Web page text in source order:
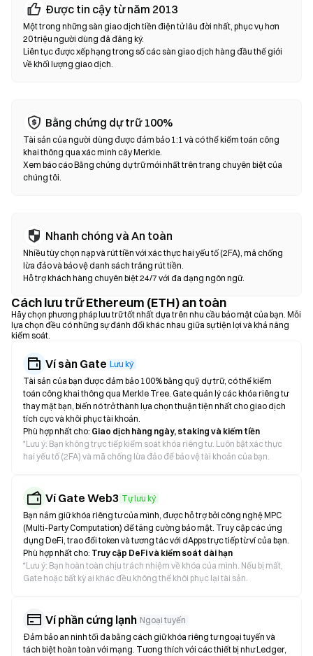
Giao dịch trực tiếp giữa người dùng với nhau mà không cần trung
gian. DEX sử dụng hợp đồng thông minh để thực hiện các giao
dịch hoán đổi trên chuỗi—không cần đăng ký hoặc xác minh danh
tính. Kết nối ví tương thích, chọn cặp token, thiết lập mức độ
trượt giá và xác nhận giao dịch. Lưu ý rằng phí gas sẽ được áp
Được tin cậy từ năm 2013
Một trong những sàn giao dịch tiền điện tử lâu đời nhất, phục vụ hơn
20 triệu người dùng đã đăng ký.
Liên tục được xếp hạng trong số các sàn giao dịch hàng đầu thế giới
về khối lượng giao dịch.
Bằng chứng dự trữ 100%
Tài sản của người dùng được đảm bảo 1:1 và có thể kiểm toán công
khai thông qua xác minh cây Merkle.
Xem báo cáo Bằng chứng dự trữ mới nhất trên trang chuyên biệt của
chúng tôi.
Nhanh chóng và An toàn
Nhiều tùy chọn nạp và rút tiền với xác thực hai yếu tố (2FA), mã chống
lừa đảo và bảo vệ danh sách trắng rút tiền.
Hỗ trợ khách hàng chuyên biệt 24/7 với đa dạng ngôn ngữ.
Cách lưu trữ Ethereum (ETH) an toàn
Hãy chọn phương pháp lưu trữ tốt nhất dựa trên nhu cầu bảo mật của bạn. Mỗi
lựa chọn đều có những sự đánh đổi khác nhau giữa sự tiện lợi và khả năng
kiểm soát.
Ví sàn Gate Lưu ký
Tài sản của bạn được đảm bảo 100% bằng quỹ dự trữ, có thể kiểm
toán công khai thông qua Merkle Tree. Gate quản lý các khóa riêng tư
thay mặt bạn, biến nó trở thành lựa chọn thuận tiện nhất cho giao dịch
tích cực và khôi phục tài khoản.
Phù hợp nhất cho: Giao dịch hàng ngày, staking và kiếm tiền
*Lưu ý: Bạn không trực tiếp kiểm soát khóa riêng tư. Luôn bật xác thực
hai yếu tố (2FA) và mã chống lừa đảo để bảo vệ tài khoản của bạn.
Ví Gate Web3 Tự lưu ký
Bạn nắm giữ khóa riêng tư của mình, được hỗ trợ bởi công nghệ MPC
(Multi-Party Computation) để tăng cường bảo mật. Truy cập các ứng
dụng DeFi, trao đổi token và tương tác với dApps trực tiếp từ ví của bạn.
Phù hợp nhất cho: Truy cập DeFi và kiểm soát dài hạn
*Lưu ý: Bạn hoàn toàn chịu trách nhiệm về khóa của mình. Nếu bị mất,
Gate hoặc bất kỳ ai khác đều không thể khôi phục lại tài sản.
Ví phần cứng lạnh Ngoại tuyến
Đảm bảo an ninh tối đa bằng cách giữ khóa riêng tư ngoại tuyến và
tách biệt hoàn toàn với mạng. Tương thích với các thiết bị như Ledger,